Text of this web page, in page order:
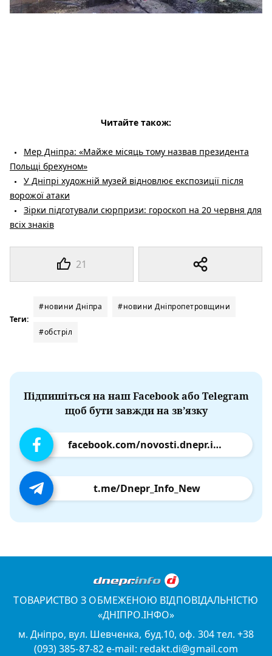
21
Читайте також:
Мер Дніпра: «Майже місяць тому назвав президента
Польщі брехуном»
У Дніпрі художній музей відновлює експозиції після
ворожої атаки
Зірки підготували сюрпризи: гороскоп на 20 червня для
всіх знаків
Теги:
#новини Дніпра #новини Дніпропетровщини
#обстріл
Підпишіться на наш Facebook або Telegram
щоб бути завжди на зв’язку
facebook.com/novosti.dnepr.info
t.me/Dnepr_Info_New
ТОВАРИСТВО З ОБМЕЖЕНОЮ ВІДПОВІДАЛЬНІСТЮ
«ДНІПРО.ІНФО»
м. Дніпро, вул. Шевченка, буд.10, оф. 304 тел. +38
(093) 385-87-82 e-mail: redakt.di@gmail.com